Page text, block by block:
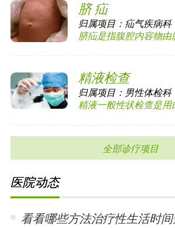
脐 疝
归属项目： 疝气疾病科
脐疝是指腹腔内容物
精液检查
归属项目： 男性体检科
精液一般性状检查是
全部诊疗项目
医院动态